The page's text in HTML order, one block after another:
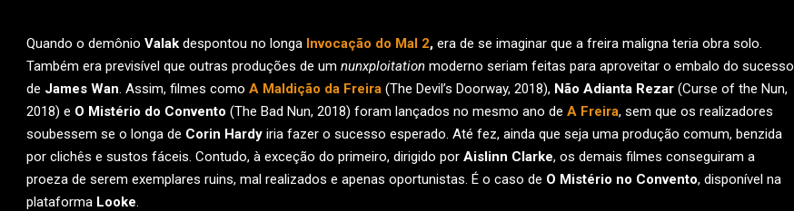
Quando o demônio Valak despontou no longa Invocação do Mal 2, era de se imaginar que a freira maligna teria obra solo.
Também era previsível que outras produções de um nunxploitation moderno seriam feitas para aproveitar o embalo do sucesso
de James Wan. Assim, filmes como A Maldição da Freira (The Devil’s Doorway, 2018), Não Adianta Rezar (Curse of the Nun,
2018) e O Mistério do Convento (The Bad Nun, 2018) foram lançados no mesmo ano de A Freira, sem que os realizadores
soubessem se o longa de Corin Hardy iria fazer o sucesso esperado. Até fez, ainda que seja uma produção comum, benzida
por clichês e sustos fáceis. Contudo, à exceção do primeiro, dirigido por Aislinn Clarke, os demais filmes conseguiram a
proeza de serem exemplares ruins, mal realizados e apenas oportunistas. É o caso de O Mistério no Convento, disponível na
plataforma Looke.